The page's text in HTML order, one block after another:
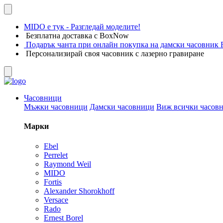
MIDO е тук - Разгледай моделите!
Безплатна доставка с BoxNow
Подарък чанта при онлайн покупка на дамски часовник
Персонализирай своя часовник с лазерно гравиране
Часовници
Мъжки часовници Дамски часовници Виж всички
Марки
Ebel
Perrelet
Raymond Weil
MIDO
Fortis
Alexander Shorokhoff
Versace
Rado
Ernest Borel